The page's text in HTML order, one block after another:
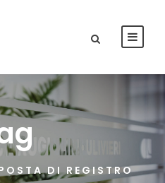
DI REGISTRO